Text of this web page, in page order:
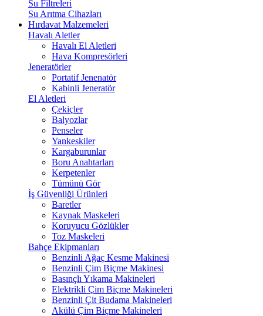
Su Filtreleri
Su Arıtma Cihazları
Hırdavat Malzemeleri
Havalı Aletler
Havalı El Aletleri
Hava Kompresörleri
Jeneratörler
Portatif Jenenatör
Kabinli Jeneratör
El Aletleri
Çekiçler
Balyozlar
Penseler
Yankeskiler
Kargaburunlar
Boru Anahtarları
Kerpetenler
Tümünü Gör
İş Güvenliği Ürünleri
Baretler
Kaynak Maskeleri
Koruyucu Gözlükler
Toz Maskeleri
Bahçe Ekipmanları
Benzinli Ağaç Kesme Makinesi
Benzinli Çim Biçme Makinesi
Basınçlı Yıkama Makineleri
Elektrikli Çim Biçme Makineleri
Benzinli Çit Budama Makineleri
Akülü Çim Biçme Makineleri